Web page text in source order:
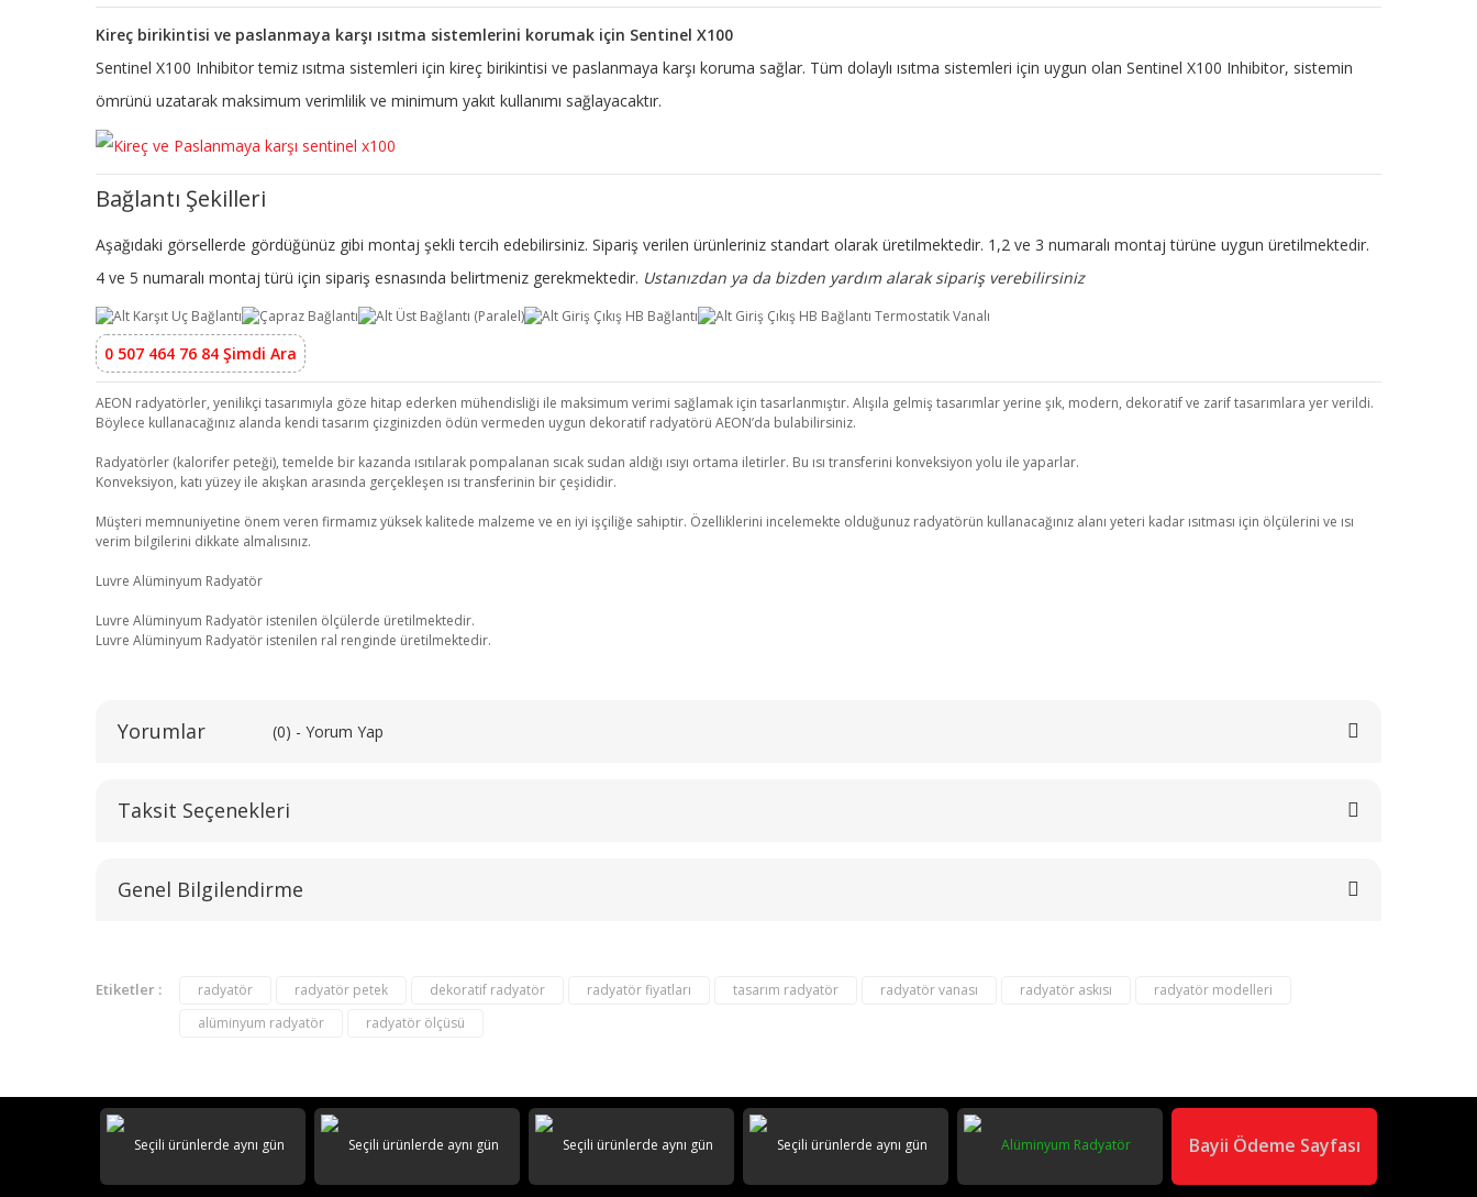
Kireç birikintisi ve paslanmaya karşı ısıtma sistemlerini korumak için Sentinel X100
Sentinel X100 Inhibitor temiz ısıtma sistemleri için kireç birikintisi ve paslanmaya karşı koruma sağlar. Tüm dolaylı ısıtma sistemleri için uygun olan Sentinel X100 Inhibitor, sistemin
ömrünü uzatarak maksimum verimlilik ve minimum yakıt kullanımı sağlayacaktır.
Bağlantı Şekilleri
Aşağıdaki görsellerde gördüğünüz gibi montaj şekli tercih edebilirsiniz. Sipariş verilen ürünleriniz standart olarak üretilmektedir. 1,2 ve 3 numaralı montaj türüne uygun üretilmektedir.
4 ve 5 numaralı montaj türü için sipariş esnasında belirtmeniz gerekmektedir. Ustanızdan ya da bizden yardım alarak sipariş verebilirsiniz
0 507 464 76 84 Şimdi Ara
AEON radyatörler, yenilikçi tasarımıyla göze hitap ederken mühendisliği ile maksimum verimi sağlamak için tasarlanmıştır. Alışıla gelmiş tasarımlar yerine şık, modern, dekoratif ve zarif tasarımlara yer verildi.
Böylece kullanacağınız alanda kendi tasarım çizginizden ödün vermeden uygun dekoratif radyatörü AEON’da bulabilirsiniz.
Radyatörler (kalorifer peteği), temelde bir kazanda ısıtılarak pompalanan sıcak sudan aldığı ısıyı ortama iletirler. Bu ısı transferini konveksiyon yolu ile yaparlar.
Konveksiyon, katı yüzey ile akışkan arasında gerçekleşen ısı transferinin bir çeşididir.
Müşteri memnuniyetine önem veren firmamız yüksek kalitede malzeme ve en iyi işçiliğe sahiptir. Özelliklerini incelemekte olduğunuz radyatörün kullanacağınız alanı yeteri kadar ısıtması için ölçülerini ve ısı
verim bilgilerini dikkate almalısınız.
Luvre Alüminyum Radyatör
Luvre Alüminyum Radyatör istenilen ölçülerde üretilmektedir.
Luvre Alüminyum Radyatör istenilen ral renginde üretilmektedir.
Yorumlar (0) - Yorum Yap
Taksit Seçenekleri
Genel Bilgilendirme
Etiketler : radyatör radyatör petek dekoratif radyatör radyatör fiyatları tasarım radyatör radyatör vanası radyatör askısı
radyatör modelleri
alüminyum radyatör
radyatör ölçüsü
Bayii Ödeme Sayfası